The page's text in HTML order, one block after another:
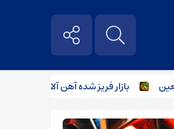
بازار فریز شده آهن آلات